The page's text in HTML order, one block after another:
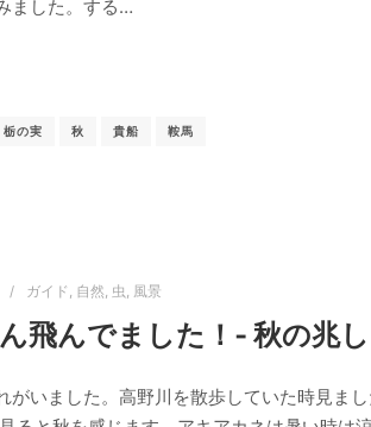
ました。する…
栃の実 秋 貴船 鞍馬
ガイド , 自然, 虫, 風景
飛んでました！‐ 秋の兆し
がいました。高野川を散歩していた時見ま